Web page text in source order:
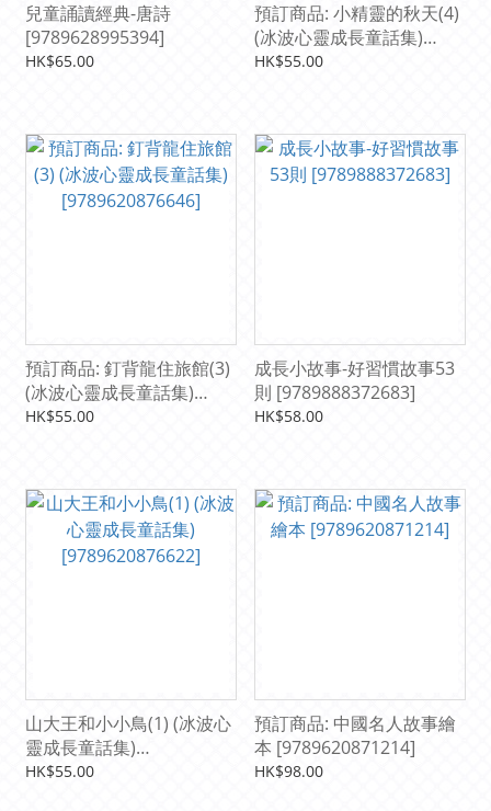
兒童誦讀經典-唐詩
[9789628995394]
HK$65.00
預訂商品: 小精靈的秋天(4)
(冰波心靈成長童話集)
[9789620876653]
HK$55.00
預訂商品: 釘背龍住旅館(3)
(冰波心靈成長童話集)
[9789620876646]
HK$55.00
成長小故事-好習慣故事53
則 [9789888372683]
HK$58.00
山大王和小小鳥(1) (冰波心
靈成長童話集)
[9789620876622]
HK$55.00
預訂商品: 中國名人故事繪
本 [9789620871214]
HK$98.00